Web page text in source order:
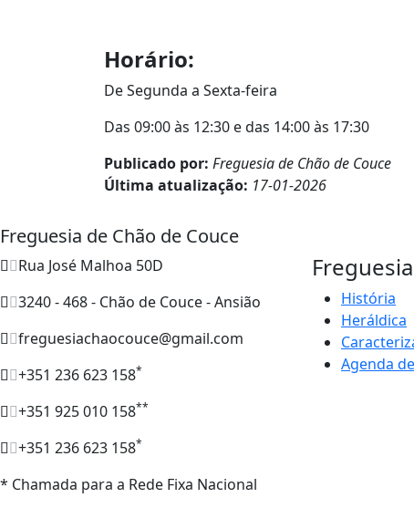
Horário:
De Segunda a Sexta-feira
Das 09:00 às 12:30 e das 14:00 às 17:30
Publicado por: Freguesia de Chão de Couce
Última atualização: 17-01-2026
Freguesia de Chão de Couce
Rua José Malhoa 50D
3240 - 468 - Chão de Couce - Ansião
freguesiachaocouce@gmail.com
+351 236 623 158*
+351 925 010 158**
+351 236 623 158*
* Chamada para a Rede Fixa Nacional
Freguesia
História
Heráldica
Agenda